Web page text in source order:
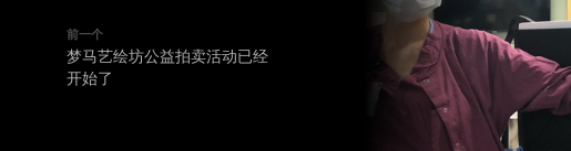
前一个
梦马艺绘坊公益拍卖活动已经
开始了